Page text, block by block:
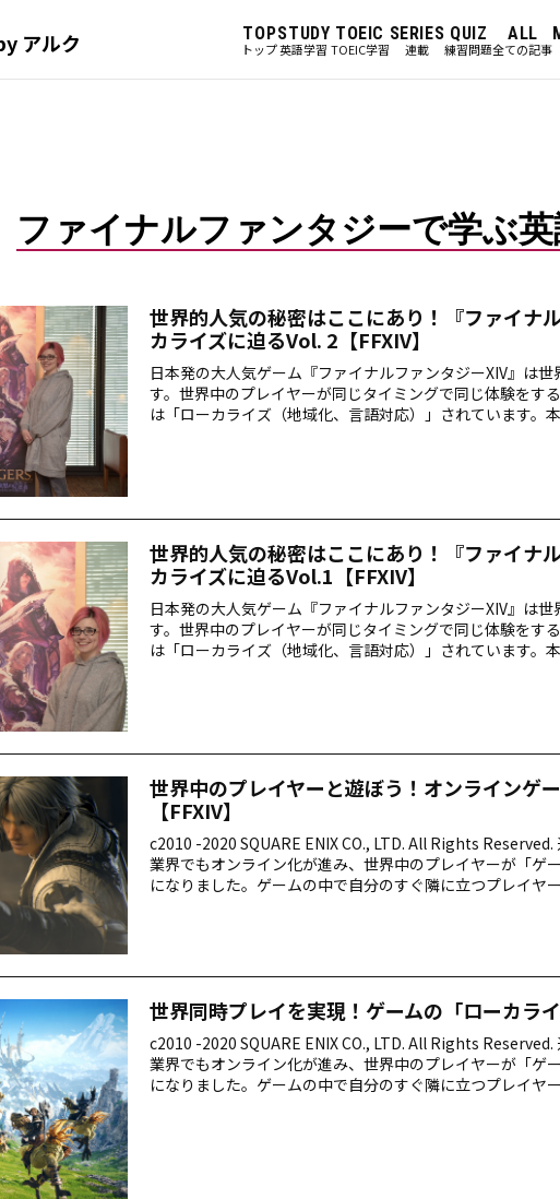
アルク TOP
トップ
STUDY
英語学習
TOEIC
TOEIC学習
SERIES
連載
QUIZ
練習問題
ALL
全ての記事
ファイナルファンタジーで学ぶ
世界的人気の秘密はここにあり！『ファイナ
カライズに迫るVol. 2【FFXIV】
日本発の大人気ゲーム『ファイナルファンタジーXIV』は
す。世界中のプレイヤーが同じタイミングで同じ体験をす
は「ローカライズ（地域化、言語対応）」されています。
世界的人気の秘密はここにあり！『ファイナ
カライズに迫るVol.1【FFXIV】
日本発の大人気ゲーム『ファイナルファンタジーXIV』は
す。世界中のプレイヤーが同じタイミングで同じ体験をす
は「ローカライズ（地域化、言語対応）」されています。
世界中のプレイヤーと遊ぼう！オンラインゲ
【FFXIV】
c2010 -2020 SQUARE ENIX CO., LTD. All Rights
業界でもオンライン化が進み、世界中のプレイヤーが「ゲ
になりました。ゲームの中で自分のすぐ隣に立つプレイヤ
イするために必要な表現などを日本発の大人気ゲーム『フ
世界同時プレイを実現！ゲームの「ローカライ
c2010 -2020 SQUARE ENIX CO., LTD. All Rights
業界でもオンライン化が進み、世界中のプレイヤーが「ゲ
になりました。ゲームの中で自分のすぐ隣に立つプレイヤ